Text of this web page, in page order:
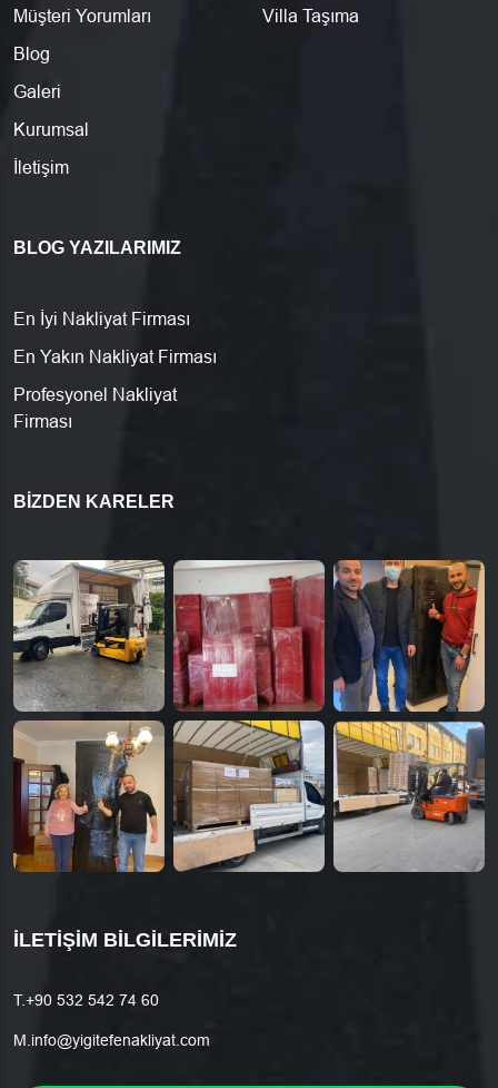
Müşteri Yorumları
Blog
Galeri
Kurumsal
İletişim
Villa Taşıma
BLOG YAZILARIMIZ
En İyi Nakliyat Firması
En Yakın Nakliyat Firması
Profesyonel Nakliyat
Firması
BIZDEN KARELER
İLETIŞIM BILGILERIMIZ
T.+90 532 542 74 60
M. info@yigitefenakliyat.com